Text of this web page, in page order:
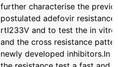
further characterise the
postulated adefovir resistance
rtI233V and to test the in
and the cross resistance
newly developed inhibitors.In